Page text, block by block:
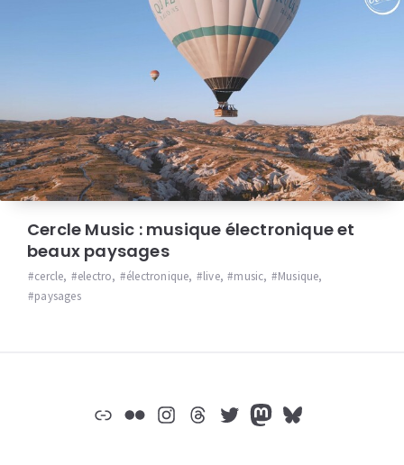
Cercle Music : musique électronique et
beaux paysages
cercle, electro, électronique, live, music, Musique,
paysages
LienFlickrInstagram
Threads
Twitter
Mastodon
Bluesky